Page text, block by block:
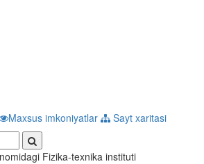
Maxsus imkoniyatlar Sayt xaritasi
Fizika-texnika instituti